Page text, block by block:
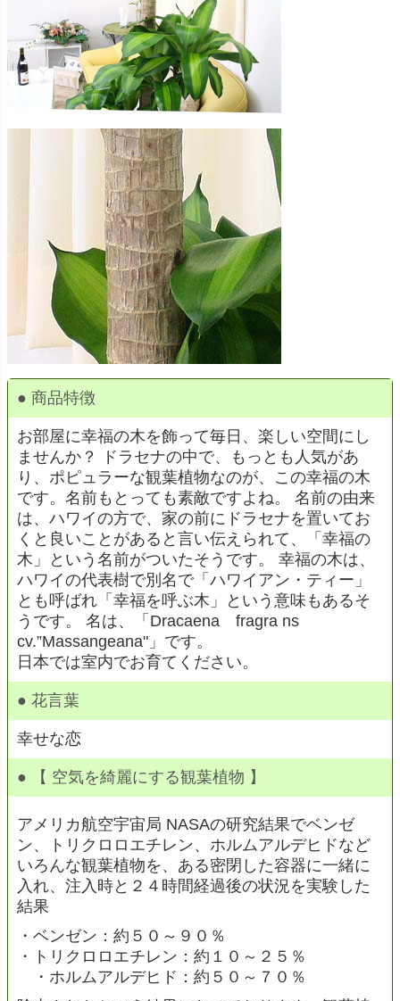
● 商品特徴
お部屋に幸福の木を飾って毎日、楽しい空間にし
ませんか？ ドラセナの中で、もっとも人気があ
り、ポピュラーな観葉植物なのが、この幸福の木
です。名前もとっても素敵ですよね。 名前の由来
は、ハワイの方で、家の前にドラセナを置いてお
くと良いことがあると言い伝えられて、「幸福の
木」という名前がついたそうです。 幸福の木は、
ハワイの代表樹で別名で「ハワイアン・ティー」
とも呼ばれ「幸福を呼ぶ木」という意味もあるそ
うです。 名は、「Dracaena fragra ns
cv.”Massangeana"」です。
日本では室内でお育てください。
● 花言葉
幸せな恋
● 【 空気を綺麗にする観葉植物 】
アメリカ航空宇宙局 NASAの研究結果でベンゼ
ン、トリクロロエチレン、ホルムアルデヒドなど
いろんな観葉植物を、ある密閉した容器に一緒に
入れ、注入時と２４時間経過後の状況を実験した
結果
・ベンゼン：約５０～９０％
・トリクロロエチレン：約１０～２５％
・ホルムアルデヒド：約５０～７０％